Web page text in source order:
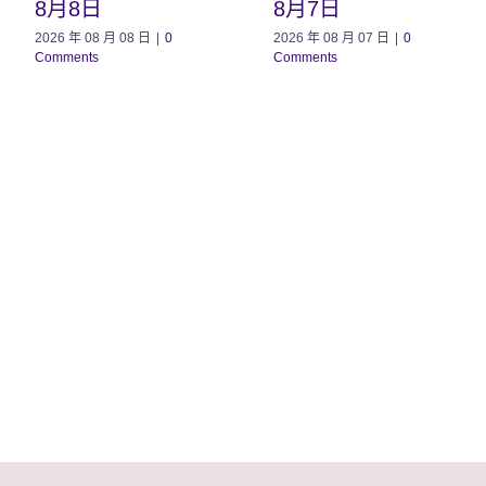
8月8日
2026 年 08 月 08 日
0
Comments
8月7日
2026 年 08 月 07 日
0
Comments